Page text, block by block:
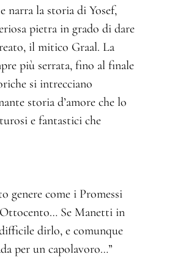
narra la storia di Yosef,
pietra in grado di dare
il mitico Graal. La
più serrata, fino al finale
si intrecciano
storia d’amore che lo
e fantastici che
genere come i Promessi
Se Manetti in
dirlo, e comunque
per un capolavoro…”